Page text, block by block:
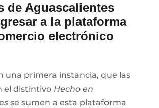
de Aguascalientes
a la plataforma
electrónico
una primera instancia, que las
el distintivo Hecho en
se sumen a esta plataforma